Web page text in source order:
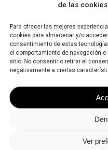
de las cookies
Para ofrecer las mejores
cookies para almacenar y/o
consentimiento de estas
el comportamiento de navegación
sitio. No consentir o retirar el
negativamente a ciertas
Ver